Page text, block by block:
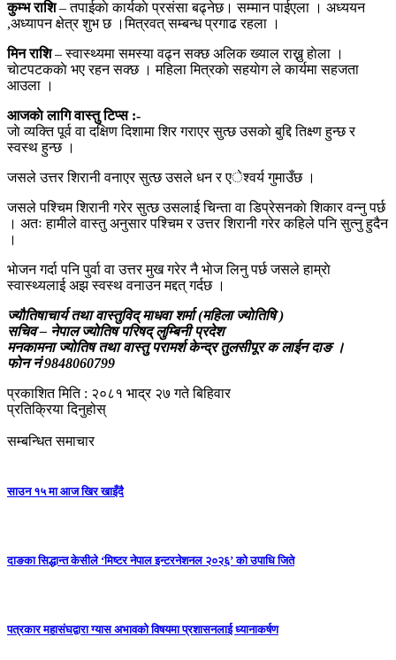
कुम्भ राशि– तपाईकाे कार्यकाे प्रसंसा बढ्नेछ। सम्मान पाईएला । अध्ययन
,अध्यापन क्षेत्र शुभ छ ।मित्रवत् सम्बन्ध प्रगाढ रहला ।
मिन राशि– स्वास्थ्यमा समस्या वढ्न सक्छ अलिक ख्याल राख्नु हाेला ।
चाेटपटककाे भए रहन सक्छ । महिला मित्रकाे सहयाेग ले कार्यमा सहजता
आउला ।
आजकाे लागि वास्तु टिप्स :-
जाे व्यक्ति पूर्व वा दक्षिण दिशामा शिर गराएर सुत्छ उसकाे बुद्दि तिक्ष्ण हुन्छ र
स्वस्थ हुन्छ ।
जसले उत्तर शिरानी वनाएर सुत्छ उसले धन र एेश्वर्य गुमाउँछ ।
जसले पश्चिम शिरानी गरेर सुत्छ उसलाई चिन्ता वा डिप्रेसनकाे शिकार वन्नु पर्छ
। अतः हामीले वास्तु अनुसार पश्चिम र उत्तर शिरानी गरेर कहिले पनि सुत्नु हुदैन
।
भाेजन गर्दा पनि पुर्वा वा उत्तर मुख गरेर नै भाेज लिनु पर्छ जसले हाम्राे
स्वास्थ्यलाई अझ स्वस्थ वनाउन मद्दत् गर्दछ ।
ज्याैतिषाचार्य तथा वास्तुविद् माधवा शर्मा (महिला ज्याेतिषि )
सचिव – नेपाल ज्याेतिष परिषद् लुम्बिनी प्रदेश
मनकामना ज्याेतिष तथा वास्तु परामर्श केन्द्र तुलसीपूर क लाईन दाङ ।
फाेन नं 9848060799
प्रकाशित मिति : २०८१ भाद्र २७ गते बिहिवार
प्रतिक्रिया दिनुहोस्
सम्बन्धित समाचार
साउन १५ मा आज खिर खाइँदै
दाङका सिद्धान्त केसीले ‘मिष्टर नेपाल इन्टरनेशनल २०२६’ को उपाधि जिते
पत्रकार महासंघद्वारा ग्यास अभावको विषयमा प्रशासनलाई ध्यानाकर्षण